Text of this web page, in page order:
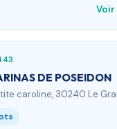
Voir
DE POSEIDON
caroline, 30240 Le